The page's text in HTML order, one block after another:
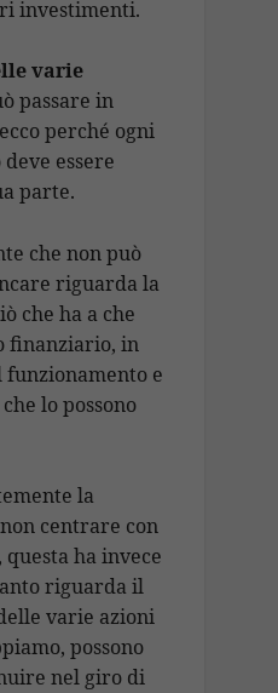
investimenti.
varie
passare in
perché ogni
essere
parte.
che non può
riguarda la
che ha a che
finanziario, in
e
lo possono
la
centrare con
ha invece
riguarda il
varie azioni
possono
nel giro di